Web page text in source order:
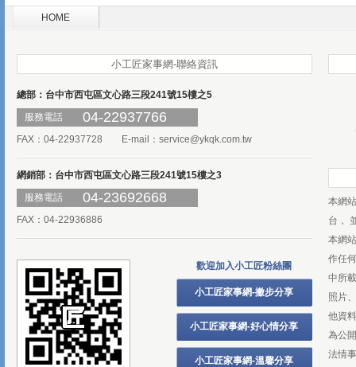
HOME
小工匠家事網-聯絡資訊
總部：台中市西屯區文心路三段241號15樓之5
服務電話
04-22937766
FAX：04-22937728 E-mail： service@ykqk.com.tw
網銷部：台中市西屯區文心路三段241號15樓之3
服務電話
04-23692668
FAX：04-22936886
歡迎加入小工匠粉絲團
小工匠家事網-撇步分享
小工匠家事網-好心情分享
小工匠家事網-溫馨分享
本網
台，
本網
作任
中所
照片
他資
為公
法情